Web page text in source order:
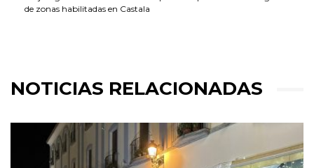
de zonas habilitadas en Castala
NOTICIAS RELACIONADAS